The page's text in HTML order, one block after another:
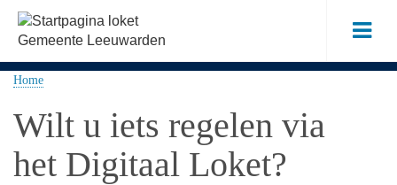
Home
Wilt u iets regelen via
het Digitaal Loket?